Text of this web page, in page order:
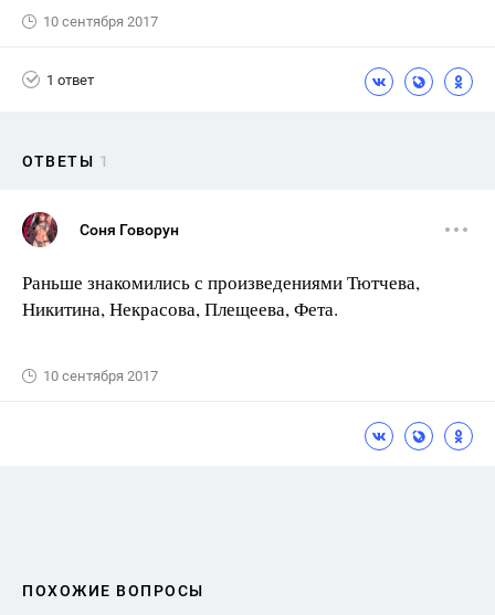
10 сентября 2017
1 ответ
ОТВЕТЫ 1
Соня Говорун
Раньше знакомились с произведениями Тютчева,
Никитина, Некрасова, Плещеева, Фета.
10 сентября 2017
ПОХОЖИЕ ВОПРОСЫ